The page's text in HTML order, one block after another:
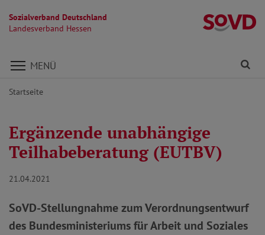
Sozialverband Deutschland
Landesverband Hessen
Direkt zu den Inhalten springen
MENÜ
Startseite
Ergänzende unabhängige
Teilhabeberatung (EUTBV)
21.04.2021
SoVD-Stellungnahme zum Verordnungsentwurf
des Bundesministeriums für Arbeit und Soziales